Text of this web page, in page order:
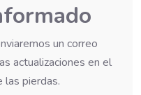
un correo
actualizaciones en el
las pierdas.